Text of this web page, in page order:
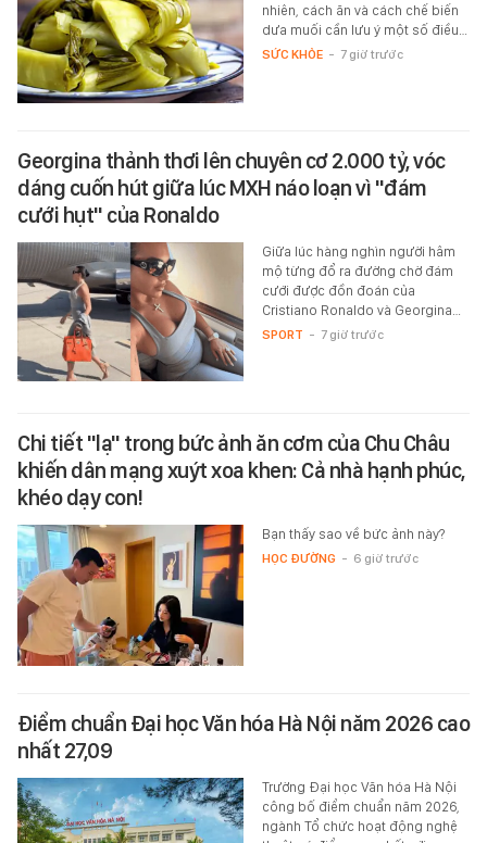
nhiên, cách ăn và cách chế biến
dưa muối cần lưu ý một số điều…
SỨC KHỎE - 7 giờ trước
Georgina thảnh thơi lên chuyên cơ 2.000 tỷ, vóc
dáng cuốn hút giữa lúc MXH náo loạn vì "đám
cưới hụt" của Ronaldo
Giữa lúc hàng nghìn người hâm
mộ từng đổ ra đường chờ đám
cưới được đồn đoán của
Cristiano Ronaldo và Georgina…
SPORT - 7 giờ trước
Chi tiết "lạ" trong bức ảnh ăn cơm của Chu Châu
khiến dân mạng xuýt xoa khen: Cả nhà hạnh phúc,
khéo dạy con!
Bạn thấy sao về bức ảnh này?
HỌC ĐƯỜNG - 6 giờ trước
Điểm chuẩn Đại học Văn hóa Hà Nội năm 2026 cao
nhất 27,09
Trường Đại học Văn hóa Hà Nội
công bố điểm chuẩn năm 2026,
ngành Tổ chức hoạt động nghệ